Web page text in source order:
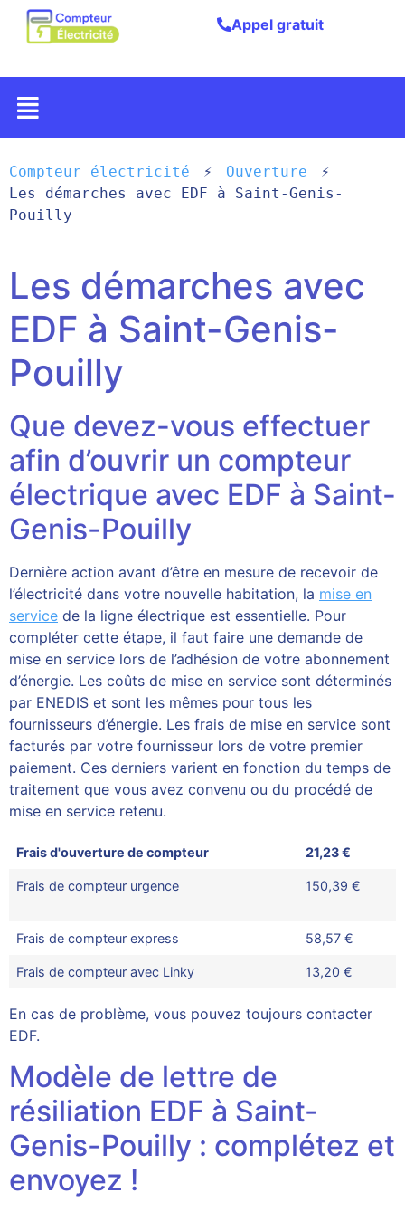
Appel gratuit
Compteur électricité
Ouverture
Les démarches avec EDF à Saint-Genis-
Pouilly
Les démarches avec
EDF à Saint-Genis-
Pouilly
Que devez-vous effectuer
afin d’ouvrir un compteur
électrique avec EDF à Saint-
Genis-Pouilly
Dernière action avant d’être en mesure de recevoir de
l’électricité dans votre nouvelle habitation, la mise en
service de la ligne électrique est essentielle. Pour
compléter cette étape, il faut faire une demande de
mise en service lors de l’adhésion de votre abonnement
d’énergie. Les coûts de mise en service sont déterminés
par ENEDIS et sont les mêmes pour tous les
fournisseurs d’énergie. Les frais de mise en service sont
facturés par votre fournisseur lors de votre premier
paiement. Ces derniers varient en fonction du temps de
traitement que vous avez convenu ou du procédé de
mise en service retenu.
Frais d'ouverture de compteur 21,23 €
Frais de compteur urgence 150,39 €
Frais de compteur express 58,57 €
Frais de compteur avec Linky 13,20 €
En cas de problème, vous pouvez toujours contacter
EDF.
Modèle de lettre de
résiliation EDF à Saint-
Genis-Pouilly : complétez et
envoyez !